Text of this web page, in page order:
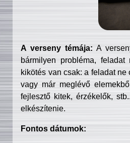
A verseny témája: A
bármilyen probléma, feladat
kikötés van csak: a feladat
vagy már meglévő
fejlesztő kitek, érzékelők,
elkészítenie.
Fontos dátumok: